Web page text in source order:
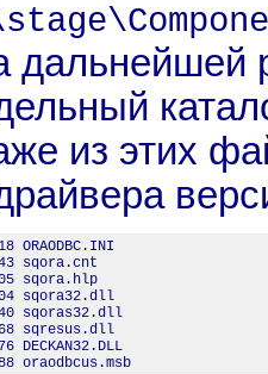
из этих
sqora.cnt
sqora.hlp
sqora32.dll
sqoras32.dll
sqresus.dll
oraodbcus.msb